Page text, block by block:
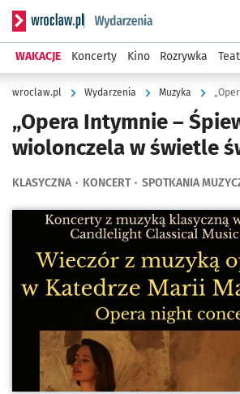
Serwis informacyjny wroclaw.pl
WAKACJE Koncerty Kino Rozrywka
wroclaw.pl Wydarzenia Muzyka
„Opera Intymnie –
wiolonczela w świetle
KLASYCZNA KONCERT SPOTKANIA
Kliknij, aby powiększyć